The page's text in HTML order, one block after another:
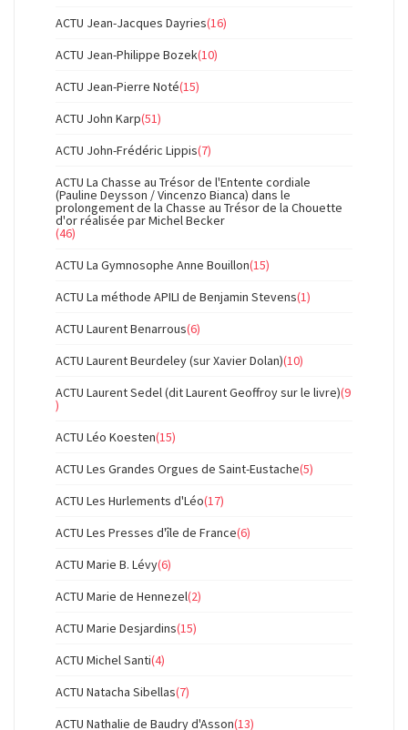
ACTU Jean-Jacques Dayries(16)
ACTU Jean-Philippe Bozek(10)
ACTU Jean-Pierre Noté(15)
ACTU John Karp(51)
ACTU John-Frédéric Lippis(7)
ACTU La Chasse au Trésor de l'Entente cordiale
(Pauline Deysson / Vincenzo Bianca) dans le
prolongement de la Chasse au Trésor de la Chouette
d'or réalisée par Michel Becker
(46)
ACTU La Gymnosophe Anne Bouillon(15)
ACTU La méthode APILI de Benjamin Stevens(1)
ACTU Laurent Benarrous(6)
ACTU Laurent Beurdeley (sur Xavier Dolan)(10)
ACTU Laurent Sedel (dit Laurent Geoffroy sur le livre)(9
)
ACTU Léo Koesten(15)
ACTU Les Grandes Orgues de Saint-Eustache(5)
ACTU Les Hurlements d'Léo(17)
ACTU Les Presses d'île de France(6)
ACTU Marie B. Lévy(6)
ACTU Marie de Hennezel(2)
ACTU Marie Desjardins(15)
ACTU Michel Santi(4)
ACTU Natacha Sibellas(7)
ACTU Nathalie de Baudry d'Asson(13)